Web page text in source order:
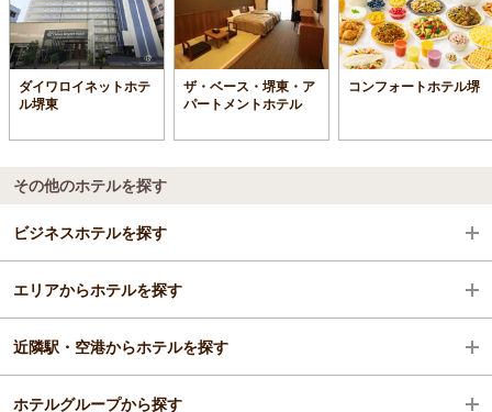
ダイワロイネットホテ
ル堺東
ザ・ベース・堺東・ア
パートメントホテル
コンフォートホテル堺
その他のホテルを探す
ビジネスホテルを探す
大阪府
大阪南部（堺・岸和田・関西空港）
堺・泉大津
エリアからホテルを探す
大阪府
大阪南部（堺・岸和田・関西空港）
近隣駅・空港からホテルを探す
泉大津駅
ホテルグループから探す